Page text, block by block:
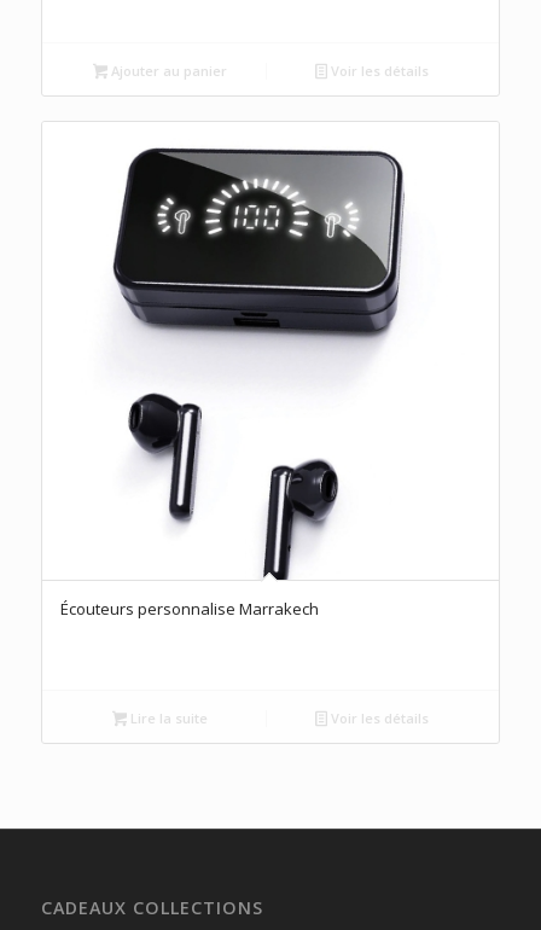
Ajouter au panier Voir les détails
Écouteurs personnalise Marrakech
Lire la suite Voir les détails
CADEAUX COLLECTIONS